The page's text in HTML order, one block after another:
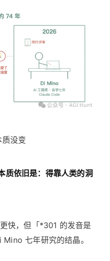
没变
质依旧是：得靠人类的洞
快，但「*301 的发音是
七年研究的结晶。